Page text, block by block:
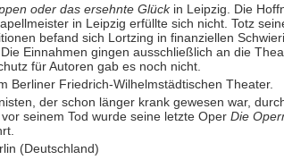
oder das ersehnte Glückin Leipzig. Die
in Leipzig erfüllte sich nicht. Totz
befand sich Lortzing in finanziellen
Einnahmen gingen ausschließlich an die
für Autoren gab es noch nicht.
Berliner Friedrich-Wilhelmstädtischen Theater.
der schon länger krank gewesen war,
seinem Tod wurde seine letzte Oper Die
(Deutschland)